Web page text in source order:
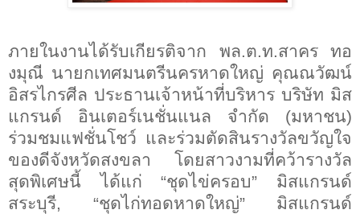
ภายในงานได้รับเกียรติจาก พล.ต.ท.สาคร ทอ
งมุณี นายกเทศมนตรีนครหาดใหญ่ คุณณวัฒน์
อิสรไกรศีล ประธานเจ้าหน้าที่บริหาร บริษัท มิส
แกรนด์ อินเตอร์เนชั่นแนล จำกัด (มหาชน)
ร่วมชมแฟชั่นโชว์ และร่วมตัดสินรางวัลขวัญใจ
ของดีจังหวัดสงขลา โดยสาวงามที่คว้ารางวัล
สุดพิเศษนี้ ได้แก่ “ชุดไข่ครอบ” มิสแกรนด์
สระบุรี, “ชุดไก่ทอดหาดใหญ่” มิสแกรนด์